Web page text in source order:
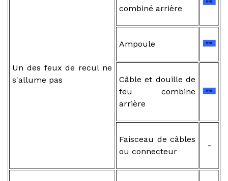
Un des feux de recul ne
s'allume pas
combiné arrière
Ampoule
Câble et douille de
feu combine
arrière
Faisceau de câbles
ou connecteur
-